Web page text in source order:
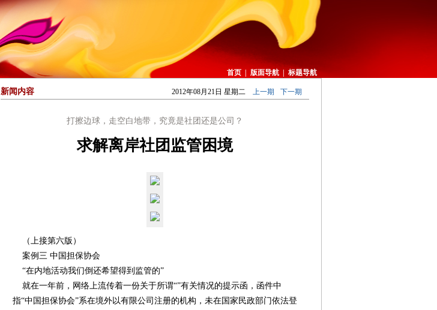
首页 版面导航 标题导航
新闻内容 2012年08月21日 星期二 上一期 下一期
打擦边球，走空白地带，究竟是社团还是公司？
求解离岸社团监管困境
（上接第六版）
案例三 中国担保协会
“在内地活动我们倒还希望得到监管的”
就在一年前，网络上流传着一份关于所谓“”有关情况的提示函，函件中
指“中国担保协会”系在境外以有限公司注册的机构，未在国家民政部门依法登